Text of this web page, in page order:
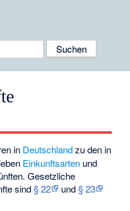
in Deutschlandzu den in
Einkunftsarten und
. Gesetzliche
sind§ 22 und§ 23